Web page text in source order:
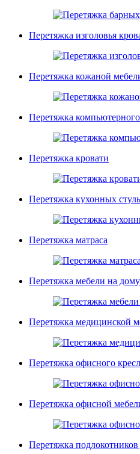
Перетяжка изголовья
Перетяжка кожаной
Перетяжка компьютерного
Перетяжка кровати
Перетяжка кухонных
Перетяжка матраса
Перетяжка мебели на дому
Перетяжка медицинской
Перетяжка офисного
Перетяжка офисной
Перетяжка